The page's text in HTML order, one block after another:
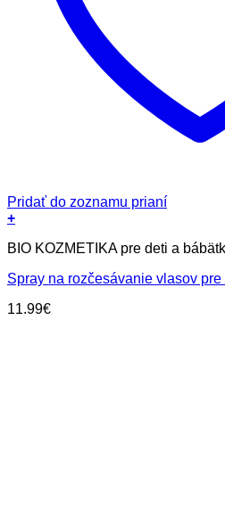
Pridať do zoznamu prianí
+
BIO KOZMETIKA pre deti a
Spray na rozčesávanie vlasov
11.99€